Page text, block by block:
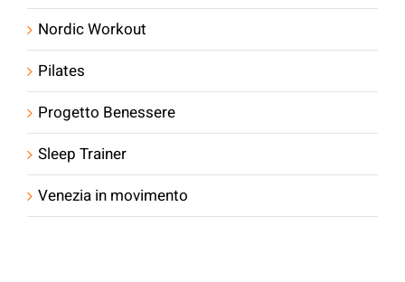
Nordic Workout
Pilates
Progetto Benessere
Sleep Trainer
Venezia in movimento